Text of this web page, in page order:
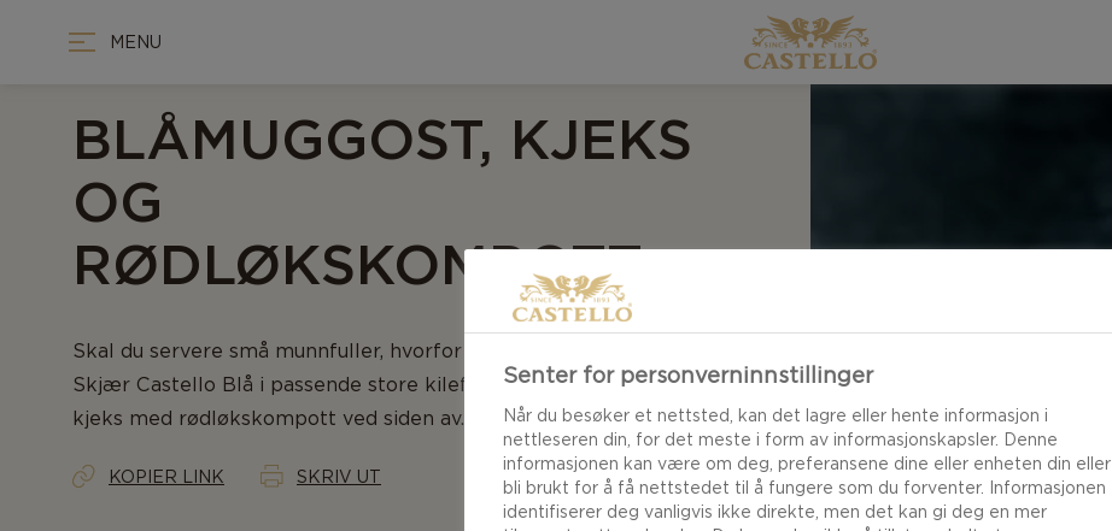
MENU
BLÅMUGGOST, KJEKS
OG
RØDLØKSKOMPOTT
Skal du servere små munnfuller, hvorfor ikke gjøre det enkelt?
Skjær Castello Blå i passende store kileformer og legg det på en
kjeks med rødløkskompott ved siden av.
KOPIER LINK SKRIV UT
Senter for personverninnstillinger
Når du besøker et nettsted, kan det lagre eller hente informasjon i
nettleseren din, for det meste i form av informasjonskapsler. Denne
informasjonen kan være om deg, preferansene dine eller enheten din eller
bli brukt for å få nettstedet til å fungere som du forventer. Informasjonen
identifiserer deg vanligvis ikke direkte, men det kan gi deg en mer